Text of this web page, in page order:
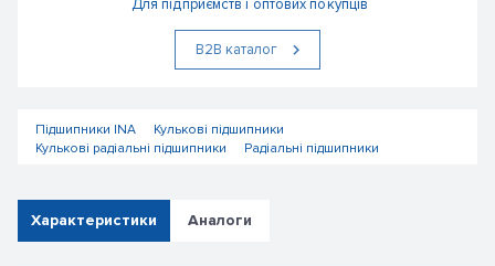
Для підприємств і оптових покупців
В2В каталог
Підшипники INA
Кулькові підшипники
Кулькові радіальні підшипники
Радіальні підшипники
Характеристики Аналоги